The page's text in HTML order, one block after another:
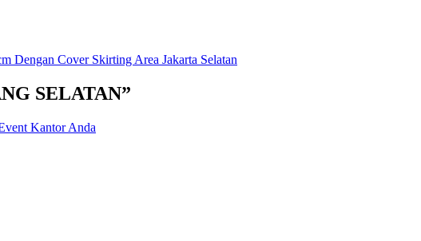
Dengan Cover Skirting Area Jakarta Selatan
SELATAN”
Kantor Anda